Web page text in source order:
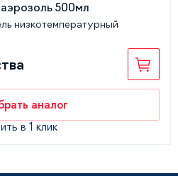
низкотемпературный
аналог
в 1 клик